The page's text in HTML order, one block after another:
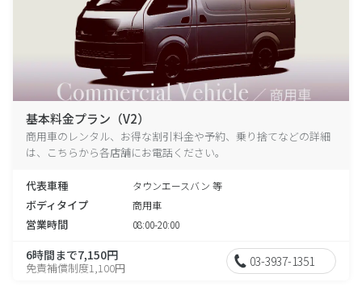
基本料金プラン（V2）
商用車のレンタル、お得な割引料金や予約、乗り捨てなどの詳細
は、こちらから各店舗にお電話ください。
代表車種 タウンエースバン 等
ボディタイプ 商用車
営業時間 08:00-20:00
6時間まで7,150円
免責補償制度1,100円 03-3937-1351